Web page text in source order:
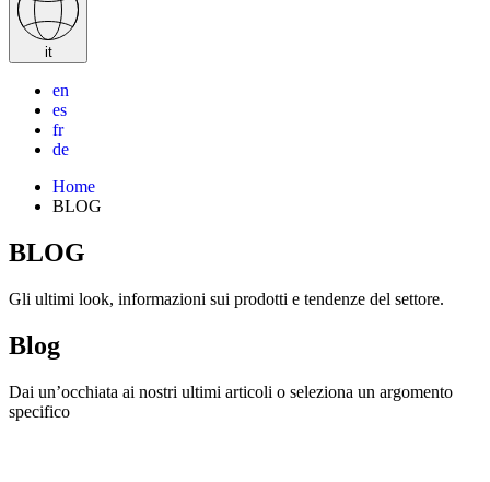
it
en
es
fr
de
Home
BLOG
BLOG
Gli ultimi look, informazioni sui prodotti e tendenze del settore.
Blog
Dai un’occhiata ai nostri ultimi articoli o seleziona un argomento
specifico